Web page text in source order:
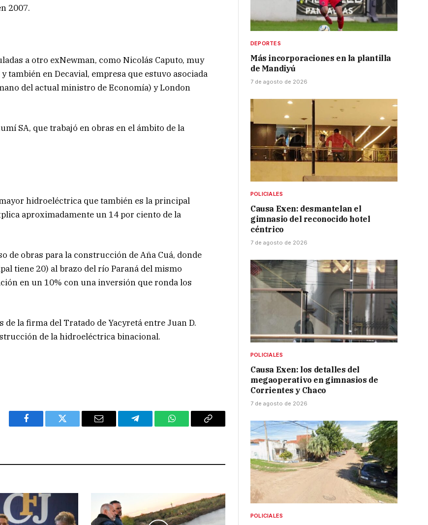
2007.
a otro exNewman, como Nicolás Caputo, muy
también en Decavial, empresa que estuvo asociada
del actual ministro de Economía) y London
SA, que trabajó en obras en el ámbito de la
hidroeléctrica que también es la principal
aproximadamente un 14 por ciento de la
de obras para la construcción de Aña Cuá, donde
tiene 20) al brazo del río Paraná del mismo
en un 10% con una inversión que ronda los
la firma del Tratado de Yacyretá entre Juan D.
de la hidroeléctrica binacional.
Facebook Twitter Email Telegram WhatsAppCopy
DEPORTES
Más incorporaciones en la plantilla
de Mandiyú
7 de agosto de 2026
POLICIALES
Causa Exen: desmantelan el
gimnasio del reconocido hotel
céntrico
7 de agosto de 2026
POLICIALES
Causa Exen: los detalles del
megaoperativo en gimnasios de
Corrientes y Chaco
7 de agosto de 2026
POLICIALES